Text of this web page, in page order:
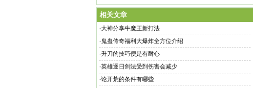
相关文章
·大神分享牛魔王新打法
· 鬼蛊传奇福利大爆炸全方位介绍
·升刀的技巧便是有耐心
·英雄逐日剑法受到伤害会减少
·论开荒的条件有哪些